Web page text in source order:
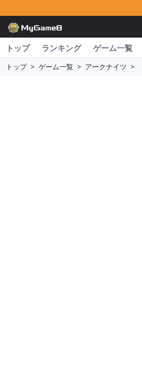
トップ ランキング ゲーム一覧
トップ > ゲーム一覧 > アークナイツ >